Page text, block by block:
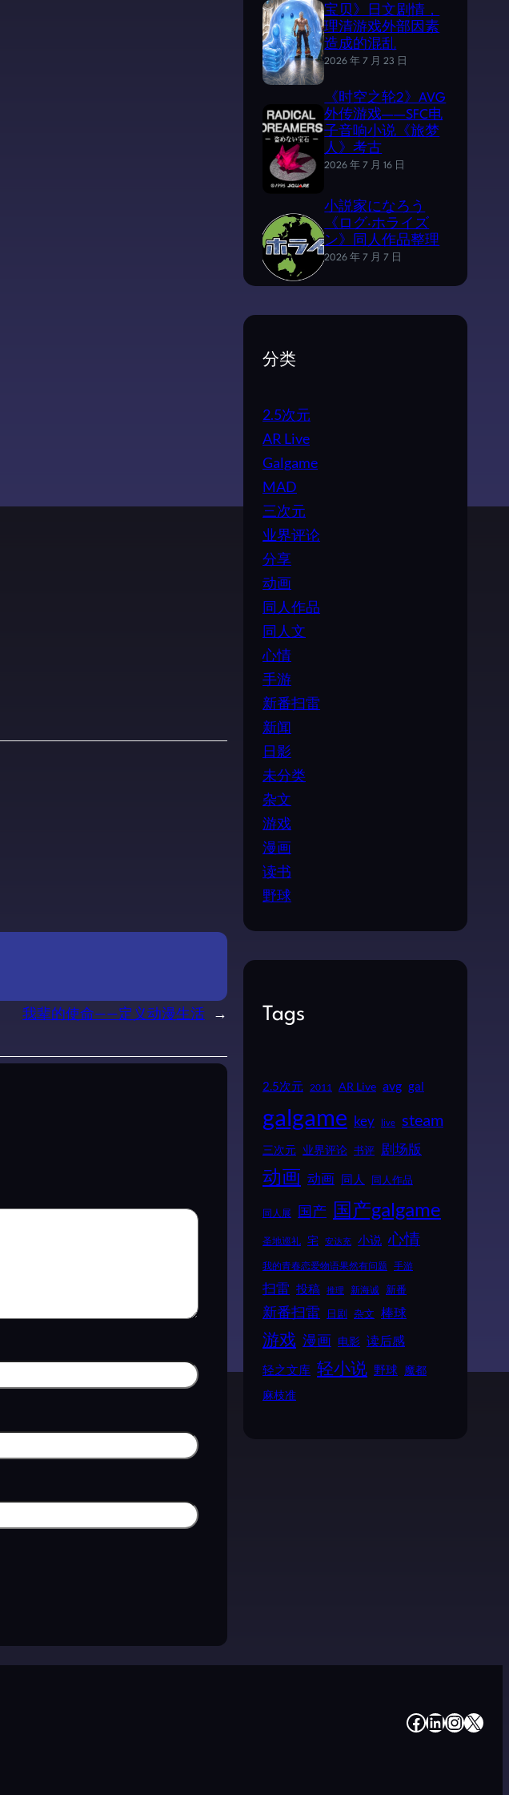
我辈的使命——定义动漫生活 →
宝贝》日文剧情，
理清游戏外部因素
造成的混乱
2026 年 7 月 23 日
《时空之轮2》AVG
外传游戏——SFC电
子音响小说《旅梦
人》考古
2026 年 7 月 16 日
小説家になろう
《ログ·ホライズ
ン》同人作品整理
2026 年 7 月 7 日
分类
2.5次元
AR Live
Galgame
MAD
三次元
业界评论
分享
动画
同人作品
同人文
心情
手游
新番扫雷
新闻
日影
未分类
杂文
游戏
漫画
读书
野球
Tags
2.5次元 2011 AR Live avg gal
galgame key live steam
三次元 业界评论 书评 剧场版
动画 动画 同人 同人作品
同人展 国产 国产galgame
圣地巡礼 宅 安达充 小说 心情
我的青春恋爱物语果然有问题 手游
扫雷 投稿 推理 新海诚 新番
新番扫雷 日剧 杂文 棒球
游戏 漫画 电影 读后感
轻之文库 轻小说 野球 魔都
麻枝准
# # # #